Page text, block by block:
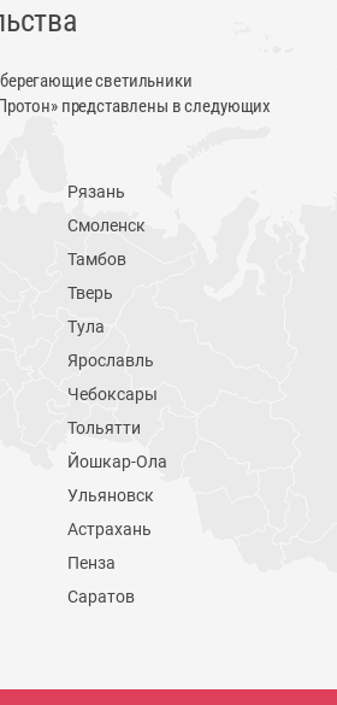
светильники
представлены в следующих
Рязань
Смоленск
Тамбов
Тверь
Тула
Ярославль
Чебоксары
Тольятти
Йошкар-Ола
Ульяновск
Астрахань
Пенза
Саратов